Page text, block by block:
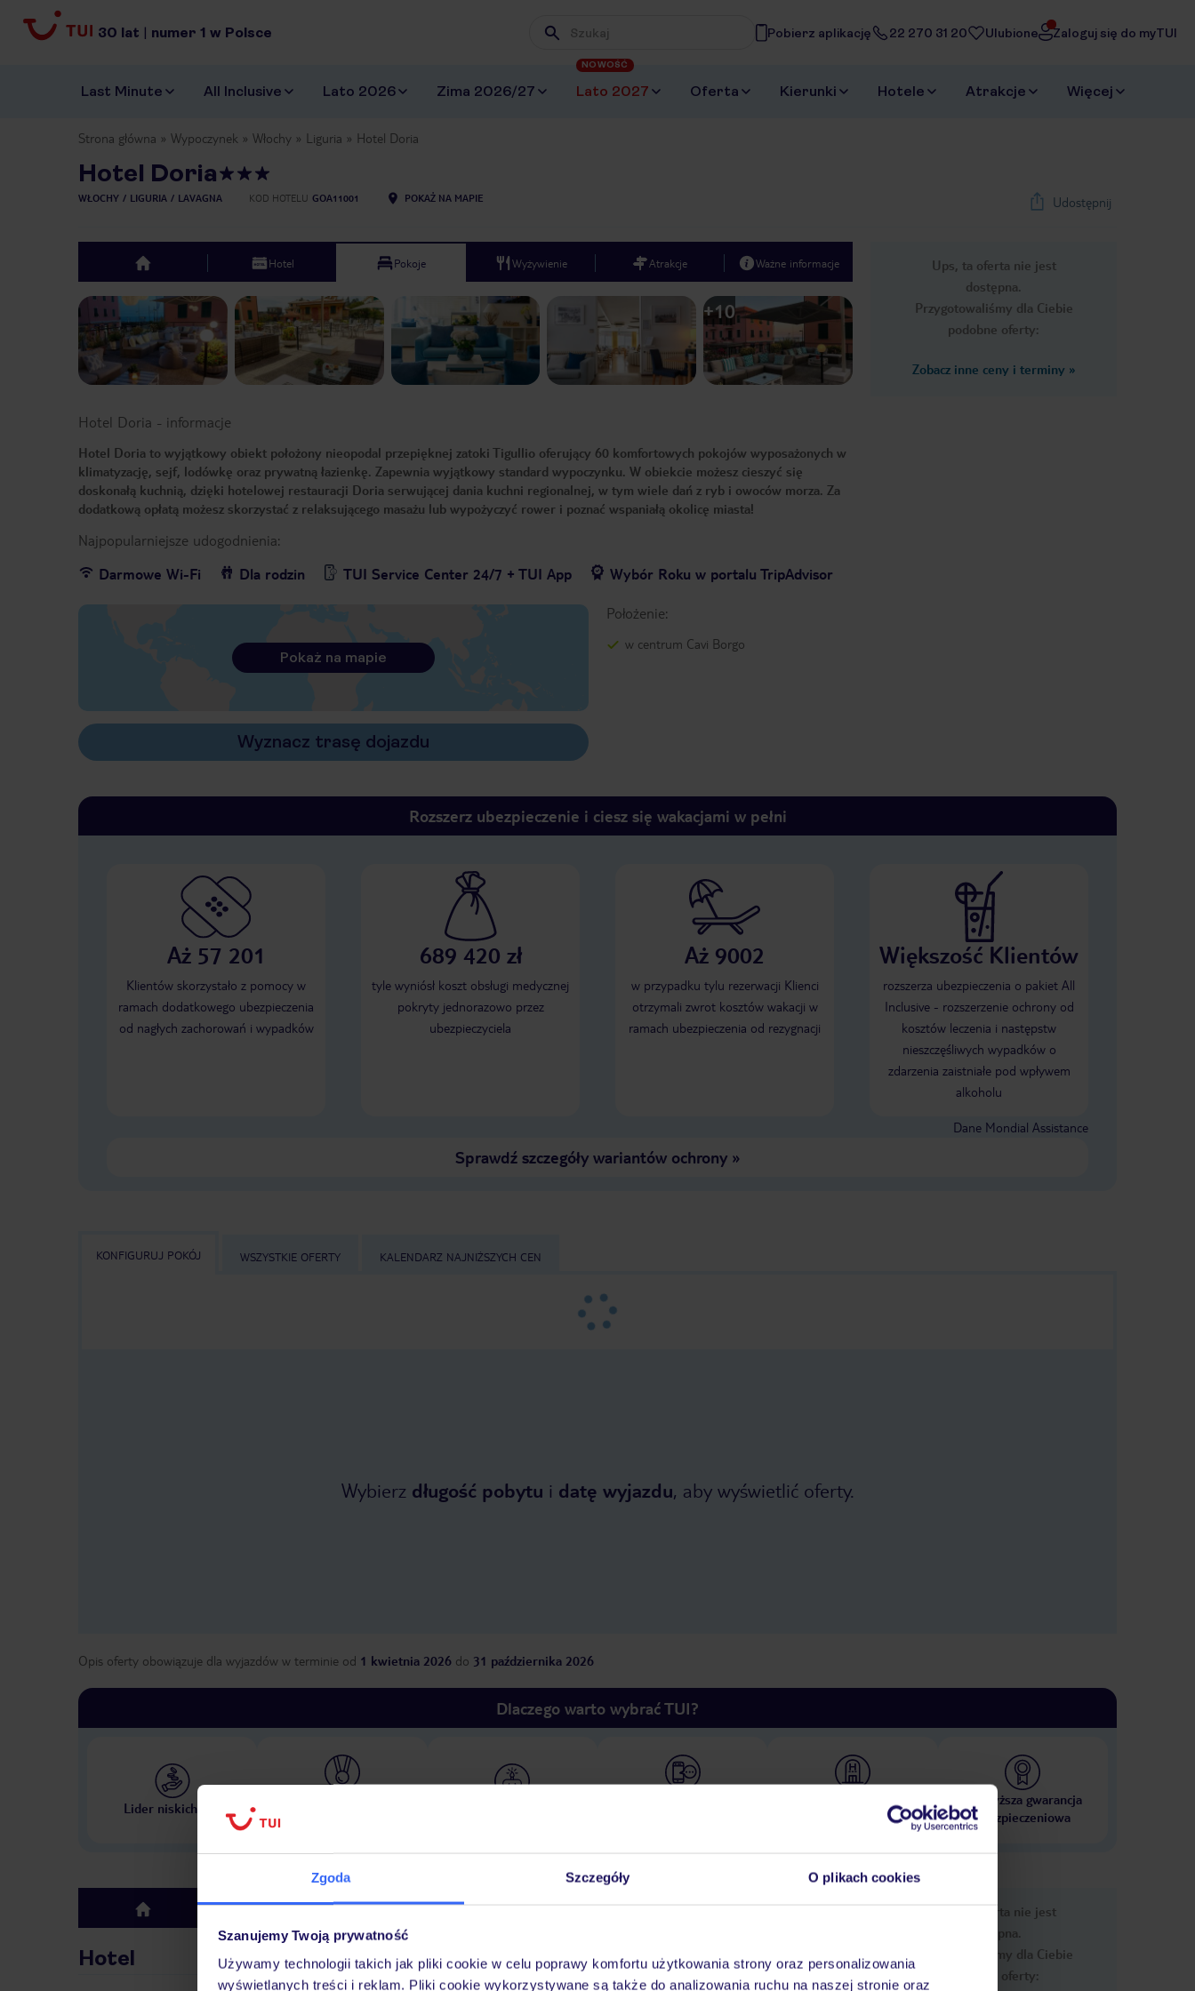
Zgoda Szczegóły O plikach cookies
Szanujemy Twoją prywatność
Używamy technologii takich jak pliki cookie w celu poprawy komfortu użytkowania strony oraz personalizowania
wyświetlanych treści i reklam. Pliki cookie wykorzystywane są także do analizowania ruchu na naszej stronie oraz
30 lat | numer 1 w Polsce Wpisz frazę, której szukasz
Pobierz aplikację 22 270 31 20 Ulubione Zaloguj się do myTUI
Last Minute All Inclusive Lato 2026 Zima 2026/27 Lato 2027
NOWOŚĆ
Oferta Kierunki Hotele Atrakcje Więcej
Strona główna Wypoczynek Włochy Liguria Hotel Doria
Hotel Doria
WŁOCHY LIGURIA LAVAGNA KOD HOTELU GOA11001 POKAŻ NA MAPIE Udostępnij
Ups, ta oferta nie jest
dostępna.
Przygotowaliśmy dla Ciebie
podobne oferty:
Zobacz inne ceny i terminy »
top Hotel Pokoje Wyżywienie Atrakcje Ważne informacje
Previous slide Next slide
1 /16
+10
Hotel Doria - informacje
Hotel Doria to wyjątkowy obiekt położony nieopodal przepięknej zatoki Tigullio oferujący 60 komfortowych pokojów wyposażonych w
klimatyzację, sejf, lodówkę oraz prywatną łazienkę. Zapewnia wyjątkowy standard wypoczynku. W obiekcie możesz cieszyć się
doskonałą kuchnią, dzięki hotelowej restauracji Doria serwującej dania kuchni regionalnej, w tym wiele dań z ryb i owoców morza. Za
dodatkową opłatą możesz skorzystać z relaksującego masażu lub wypożyczyć rower i poznać wspaniałą okolicę miasta!
Najpopularniejsze udogodnienia:
Darmowe Wi-Fi
Dla rodzin TUI Service Center 24/7 + TUI App Wybór Roku w portalu TripAdvisor
Położenie:
w centrum Cavi Borgo
Pokaż na mapie
Wyznacz trasę dojazdu
Rozszerz ubezpieczenie i ciesz się wakacjami w pełni
Aż 57 201
Klientów skorzystało z pomocy w
ramach dodatkowego ubezpieczenia
od nagłych zachorowań i wypadków
689 420 zł
tyle wyniósł koszt obsługi medycznej
pokryty jednorazowo przez
ubezpieczyciela
Aż 9002
w przypadku tylu rezerwacji Klienci
otrzymali zwrot kosztów wakacji w
ramach ubezpieczenia od rezygnacji
Większość Klientów
rozszerza ubezpieczenia o pakiet All
Inclusive - rozszerzenie ochrony od
kosztów leczenia i następstw
nieszczęśliwych wypadków o
zdarzenia zaistniałe pod wpływem
alkoholu
Dane Mondial Assistance
Sprawdź szczegóły wariantów ochrony»
KONFIGURUJ POKÓJ WSZYSTKIE OFERTY KALENDARZ NAJNIŻSZYCH CEN
Wybierz długość pobytu i datę wyjazdu, aby wyświetlić oferty.
Opis oferty obowiązuje dla wyjazdów w terminie od 1 kwietnia 2026 do 31 października 2026
Dlaczego warto wybrać TUI?
Lider niskich cen
Najwyższa gwarancja
ubezpieczeniowa
top Hotel Pokoje Wyżywienie Atrakcje Ważne informacje
Hotel
Ups, ta oferta nie jest
dostępna.
Przygotowaliśmy dla Ciebie
podobne oferty: